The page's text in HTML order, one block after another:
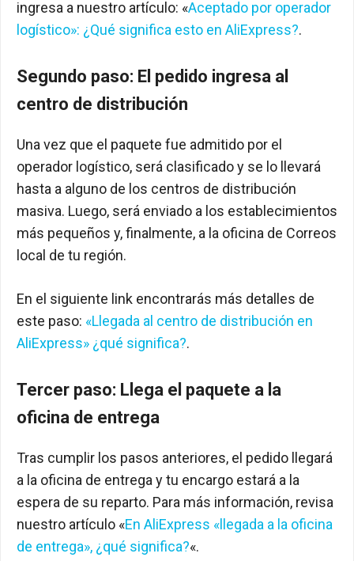
ingresa a nuestro artículo: «Aceptado por operador
logístico»: ¿Qué significa esto en AliExpress?.
Segundo paso: El pedido ingresa al
centro de distribución
Una vez que el paquete fue admitido por el
operador logístico, será clasificado y se lo llevará
hasta a alguno de los centros de distribución
masiva. Luego, será enviado a los establecimientos
más pequeños y, finalmente, a la oficina de Correos
local de tu región.
En el siguiente link encontrarás más detalles de
este paso: «Llegada al centro de distribución en
AliExpress» ¿qué significa?.
Tercer paso: Llega el paquete a la
oficina de entrega
Tras cumplir los pasos anteriores, el pedido llegará
a la oficina de entrega y tu encargo estará a la
espera de su reparto. Para más información, revisa
nuestro artículo «En AliExpress «llegada a la oficina
de entrega», ¿qué significa?«.